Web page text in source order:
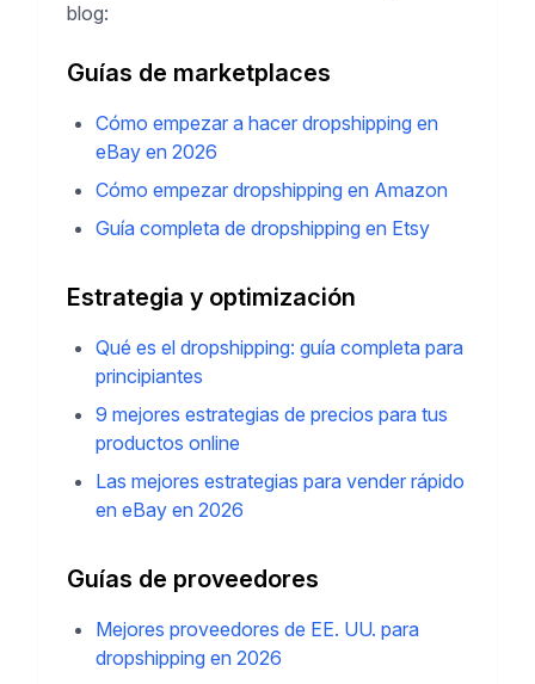
blog:
Guías de marketplaces
Cómo empezar a hacer dropshipping en
eBay en 2026
Cómo empezar dropshipping en Amazon
Guía completa de dropshipping en Etsy
Estrategia y optimización
Qué es el dropshipping: guía completa para
principiantes
9 mejores estrategias de precios para tus
productos online
Las mejores estrategias para vender rápido
en eBay en 2026
Guías de proveedores
Mejores proveedores de EE. UU. para
dropshipping en 2026